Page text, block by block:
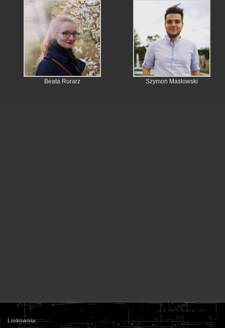
Beata Rurarz Szymon Masłowski
Linkownia